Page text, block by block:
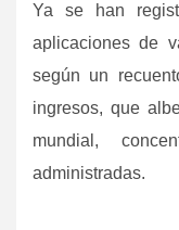
Ya se han
aplicaciones de
según un
ingresos, que
mundial,
administradas.